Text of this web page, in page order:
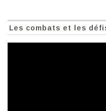
Les combats et les